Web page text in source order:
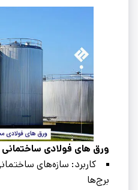
ورق‌ های فولادی ساختمانی
کاربرد: سازه‌های
برج‌ها